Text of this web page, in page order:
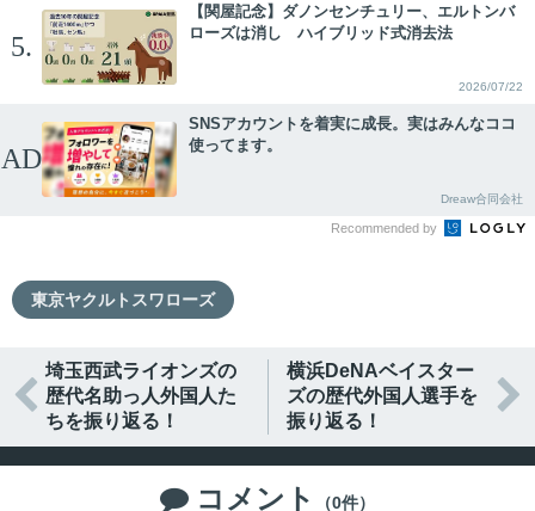
5.
【関屋記念】ダノンセンチュリー、エルトンバ
ローズは消し ハイブリッド式消去法
2026/07/22
AD
SNSアカウントを着実に成長。実はみんなココ
使ってます。
Dreaw合同会社
Recommended by
東京ヤクルトスワローズ

埼玉西武ライオンズの
歴代名助っ人外国人た
ちを振り返る！
横浜DeNAベイスター
ズの歴代外国人選手を
振り返る！

 コメント
（0件）